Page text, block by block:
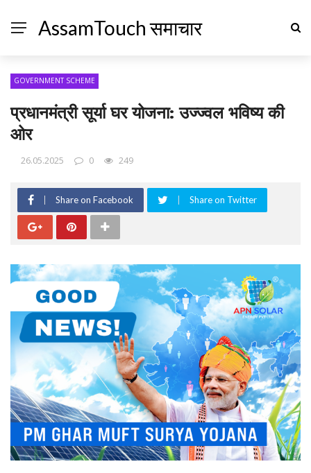
AssamTouch समाचार
GOVERNMENT SCHEME
प्रधानमंत्री सूर्या घर योजना: उज्ज्वल भविष्य की
ओर
26.05.2025 0 249
Share on Facebook Share on Twitter